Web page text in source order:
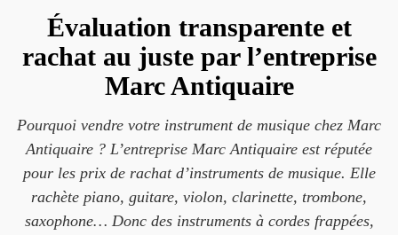
Évaluation transparente et
rachat au juste par l’entreprise
Marc Antiquaire
Pourquoi vendre votre instrument de musique chez Marc
Antiquaire ? L’entreprise Marc Antiquaire est réputée
pour les prix de rachat d’instruments de musique. Elle
rachète piano, guitare, violon, clarinette, trombone,
saxophone… Donc des instruments à cordes frappées,